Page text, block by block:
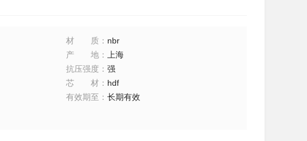
材质 ： nbr
产地 ：
上海
抗压强度 ：强
芯材 ： hdf
有效期至 ：长期有效